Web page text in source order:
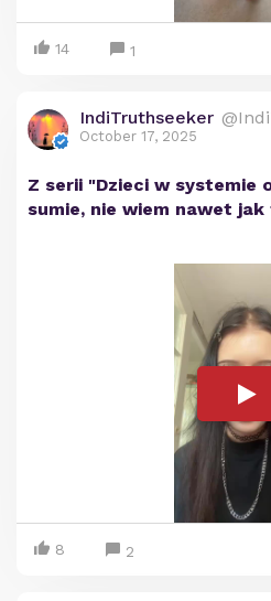
14 1
IndiTruthseeker
October 17, 2025
Z serii "Dzieci w systemie
sumie, nie wiem nawet
8 2